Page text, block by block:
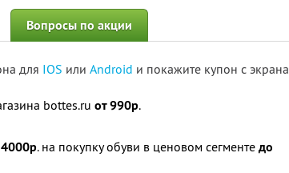
Вопросы по акции
для IOS или Android и покажите купон с экрана
bottes.ru от 990р.
4000р. на покупку обуви в ценовом сегменте до